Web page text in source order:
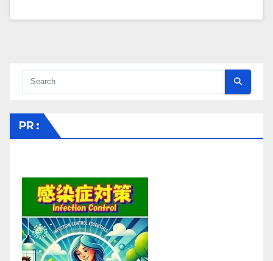
PR :